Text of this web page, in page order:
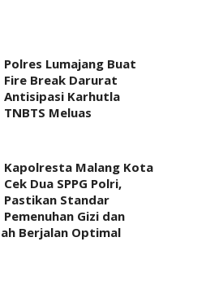
Polres Lumajang Buat
Fire Break Darurat
Antisipasi Karhutla
TNBTS Meluas
Kapolresta Malang Kota
Cek Dua SPPG Polri,
Pastikan Standar
Pemenuhan Gizi dan
Berjalan Optimal